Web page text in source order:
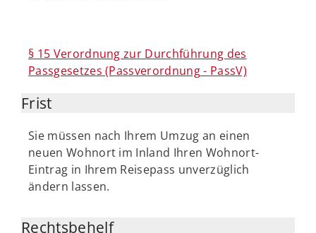
§ 15 Verordnung zur Durchführung des
Passgesetzes (Passverordnung - PassV)
Frist
Sie müssen nach Ihrem Umzug an einen
neuen Wohnort im Inland Ihren Wohnort-
Eintrag in Ihrem Reisepass unverzüglich
ändern lassen.
Rechtsbehelf